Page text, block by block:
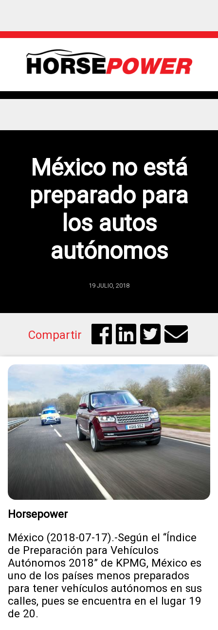
México no está
preparado para
los autos
autónomos
19 JULIO, 2018
Compartir
Horsepower
México (2018-07-17).-Según el “Índice
de Preparación para Vehículos
Autónomos 2018” de KPMG, México es
uno de los países menos preparados
para tener vehículos autónomos en sus
calles, pues se encuentra en el lugar 19
de 20.